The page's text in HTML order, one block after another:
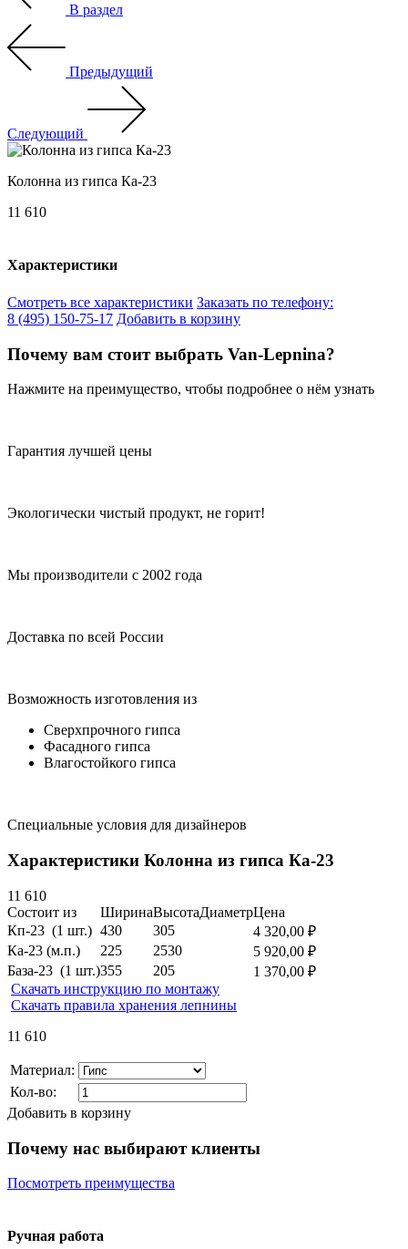
В раздел
Предыдущий
Следующий
Колонна из гипса Ка-23
11 610
Характеристики
Смотреть все характеристики Заказать по телефону:
8 (495) 150-75-17 Добавить в корзину
Почему вам стоит выбрать Van-Lepnina?
Нажмите на преимущество, чтобы подробнее о нём узнать
Гарантия лучшей цены
Экологически чистый продукт, не горит!
Мы производители с 2002 года
Доставка по всей России
Возможность изготовления из
Сверхпрочного гипса
Фасадного гипса
Влагостойкого гипса
Специальные условия для дизайнеров
Характеристики Колонна из гипса Ка-23
11 610
Состоит из
ШиринаВысотаДиаметрЦена
Кп-23 (1 шт.) 430 305
4 320,00 ₽
Ка-23 (м.п.)
225 2530
5 920,00 ₽
База-23 (1 шт.)355 205
1 370,00 ₽
Скачать инструкцию по монтажу
Скачать правила хранения лепнины
11 610
Материал:
Кол-во:
Добавить в корзину
Почему нас выбирают клиенты
Посмотреть преимущества
Ручная работа